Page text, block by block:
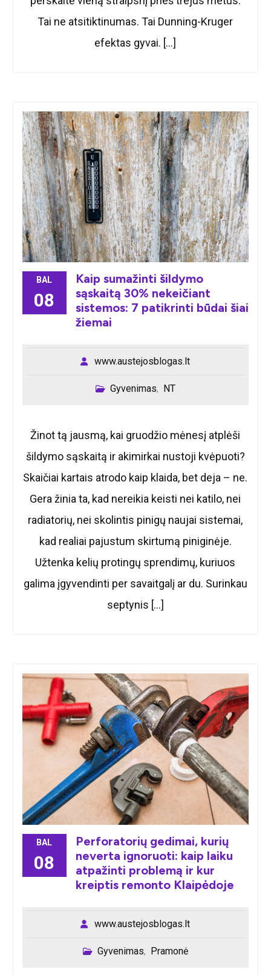
Tai ne atsitiktinumas. Tai Dunning-Kruger
efektas gyvai. […]
BAL
08
Kaip sumažinti šildymo
sąskaitą 30% nekeičiant
sistemos: 7 patikrinti būdai šiai
žiemai
www.austejosblogas.lt
Gyvenimas, NT
Žinot tą jausmą, kai gruodžio mėnesį atplėši
šildymo sąskaitą ir akimirkai nustoji kvėpuoti?
Skaičiai kartais atrodo kaip klaida, bet deja – ne.
Gera žinia ta, kad nereikia keisti nei katilo, nei
radiatorių, nei skolintis pinigų naujai sistemai,
kad realiai pajustum skirtumą piniginėje.
Užtenka kelių protingų sprendimų, kuriuos
galima įgyvendinti per savaitgalį ar du. Surinkau
septynis […]
BAL
08
Perforatorių gedimai, kurių
neverta ignoruoti: kaip laiku
atpažinti problemą ir kur
kreiptis remonto Klaipėdoje
www.austejosblogas.lt
Gyvenimas, Pramonė